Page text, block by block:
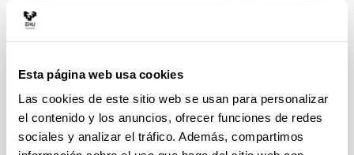
Esta página web usa cookies
Las cookies de este sitio web se usan para personalizar
el contenido y los anuncios, ofrecer funciones de redes
sociales y analizar el tráfico. Además, compartimos